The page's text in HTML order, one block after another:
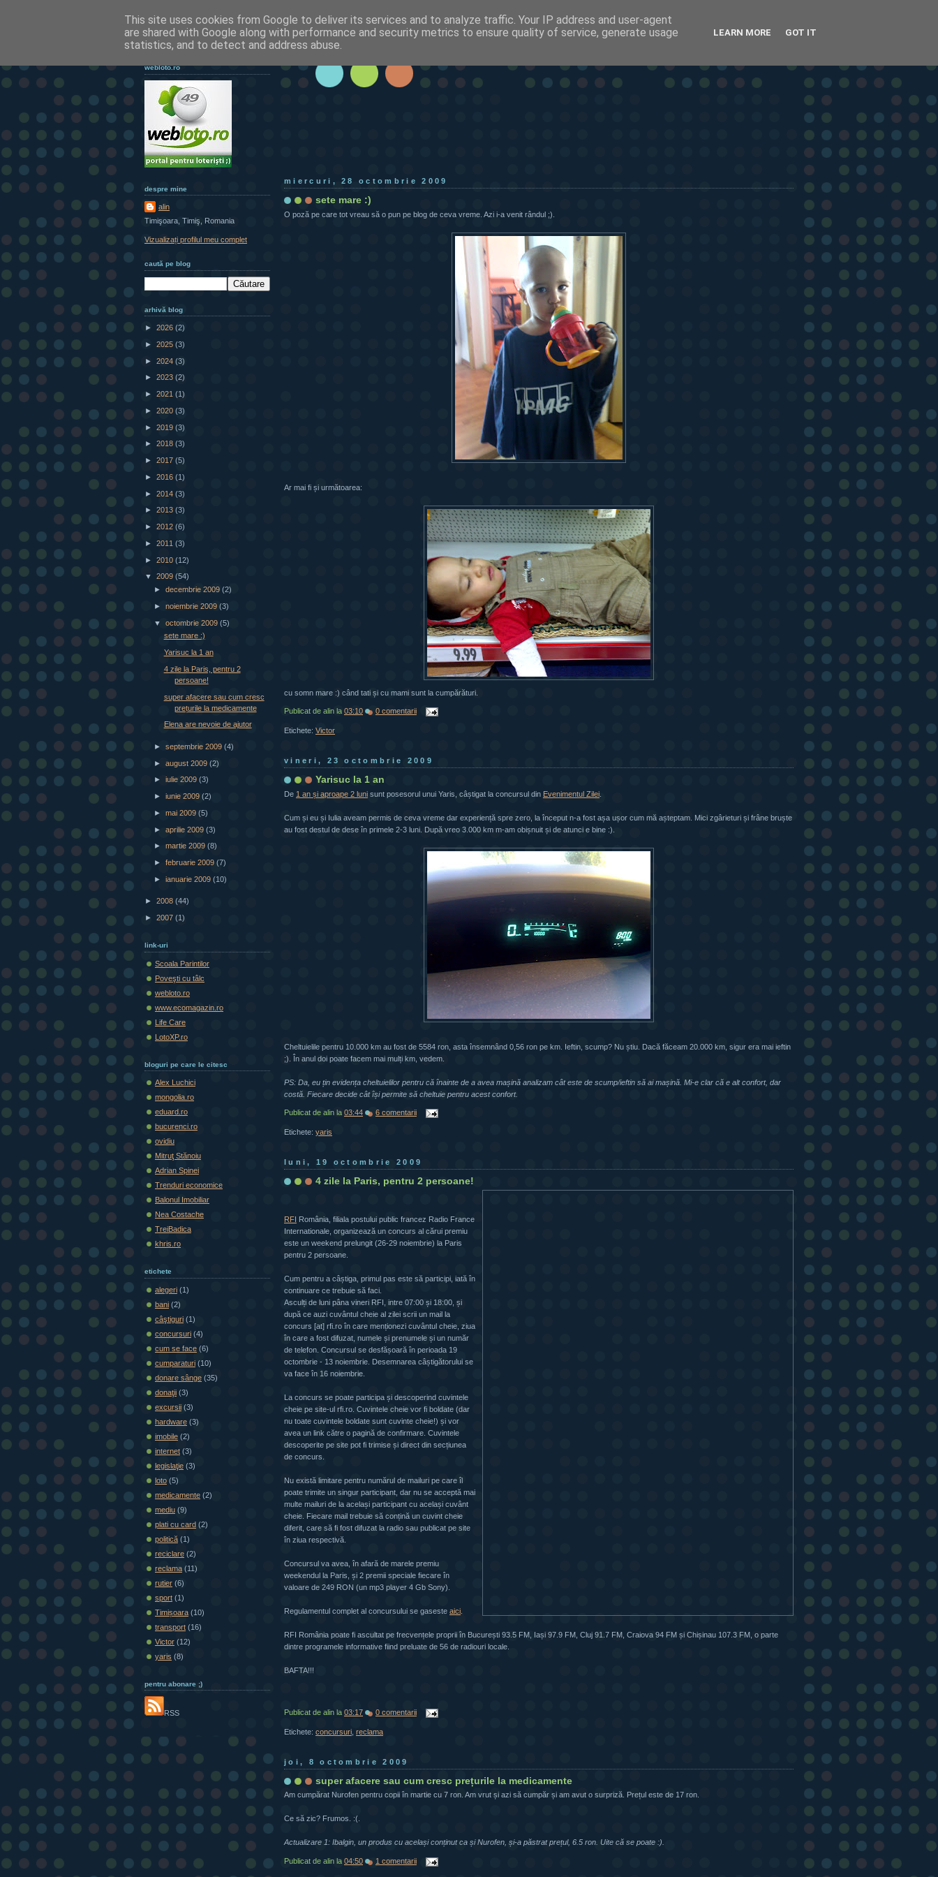
miercuri, 28 octombrie 2009
sete mare :)
O poză pe care tot vreau să o pun pe blog de ceva vreme. Azi i-a venit rândul ;).
Ar mai fi și următoarea:
cu somn mare :) când tati și cu mami sunt la cumpărături.
Publicat de alin la 03:10 0 comentarii
Etichete: Victor
vineri, 23 octombrie 2009
Yarisuc la 1 an
De 1 an și aproape 2 luni sunt posesorul unui Yaris, câștigat la concursul din Evenimentul Zilei
Cum și eu și Iulia aveam permis de ceva vreme dar experiență spre zero, la început n-a fost așa ușor cum mă așteptam. Mici zgârieturi și frâne bruște
au fost destul de dese în primele 2-3 luni. După vreo 3.000 km m-am obișnuit și de atunci e bine :).
Cheltuielile pentru 10.000 km au fost de 5584 ron, asta însemnând 0,56 ron pe km. Ieftin, scump? Nu știu. Dacă făceam 20.000 km, sigur era mai ieftin
;). În anul doi poate facem mai mulți km, vedem.
PS: Da, eu țin evidența cheltuielilor pentru că înainte de a avea mașină analizam cât este de scump/ieftin să ai mașină. Mi-e clar că e alt confort, dar
costă. Fiecare decide cât își permite să cheltuie pentru acest confort.
Publicat de alin la 03:44 6 comentarii
Etichete: yaris
luni, 19 octombrie 2009
4 zile la Paris, pentru 2 persoane!
RFI România, filiala postului public francez Radio France
Internationale, organizează un concurs al cărui premiu
este un weekend prelungit (26-29 noiembrie) la Paris
pentru 2 persoane.
Cum pentru a câștiga, primul pas este să participi, iată în
continuare ce trebuie să faci.
Asculți de luni pâna vineri RFI, intre 07:00 și 18:00, și
după ce auzi cuvântul cheie al zilei scrii un mail la
concurs [at] rfi.ro în care menționezi cuvântul cheie, ziua
în care a fost difuzat, numele și prenumele și un număr
de telefon. Concursul se desfășoară în perioada 19
octombrie - 13 noiembrie. Desemnarea câștigătorului se
va face în 16 noiembrie.
La concurs se poate participa și descoperind cuvintele
cheie pe site-ul rfi.ro. Cuvintele cheie vor fi boldate (dar
nu toate cuvintele boldate sunt cuvinte cheie!) și vor
avea un link către o pagină de confirmare. Cuvintele
descoperite pe site pot fi trimise și direct din secțiunea
de concurs.
Nu există limitare pentru numărul de mailuri pe care îl
poate trimite un singur participant, dar nu se acceptă mai
multe mailuri de la același participant cu același cuvânt
cheie. Fiecare mail trebuie să conțină un cuvint cheie
diferit, care să fi fost difuzat la radio sau publicat pe site
în ziua respectivă.
Concursul va avea, în afară de marele premiu
weekendul la Paris, și 2 premii speciale fiecare în
valoare de 249 RON (un mp3 player 4 Gb Sony).
Regulamentul complet al concursului se gaseste aici
RFI România poate fi ascultat pe frecvențele proprii în București 93.5 FM, Iași 97.9 FM, Cluj 91.7 FM, Craiova 94 FM și Chișinau 107.3 FM, o parte
dintre programele informative fiind preluate de 56 de radiouri locale.
BAFTA!!!
Publicat de alin la 03:17 0 comentarii
Etichete: concursuri reclama
joi, 8 octombrie 2009
super afacere sau cum cresc prețurile la medicamente
Am cumpărat Nurofen pentru copii în martie cu 7 ron. Am vrut și azi să cumpăr și am avut o surpriză. Prețul este de 17 ron.
Ce să zic? Frumos. :(.
Actualizare 1: Ibalgin, un produs cu același conținut ca și Nurofen, și-a păstrat prețul, 6.5 ron. Uite că se poate :).
Publicat de alin la 04:50 1 comentarii
webloto.ro
despre mine
alin
Timişoara, Timiş, Romania
Vizualizați profilul meu complet
caută pe blog
arhivă blog
► 2026 (2)
► 2025 (3)
► 2024 (3)
► 2023 (2)
► 2021 (1)
► 2020 (3)
► 2019 (3)
► 2018 (3)
► 2017 (5)
► 2016 (1)
► 2014 (3)
► 2013 (3)
► 2012 (6)
► 2011 (3)
► 2010 (12)
▼ 2009 (54)
►decembrie 2009(2)
►noiembrie 2009(3)
▼octombrie 2009(5)
sete mare :)
Yarisuc la 1 an
4 zile la Paris, pentru 2
persoane!
super afacere sau cum cresc
prețurile la medicamente
Elena are nevoie de ajutor
►septembrie 2009(4)
►august 2009(2)
►iulie 2009(3)
►iunie 2009(2)
►mai 2009(5)
►aprilie 2009(3)
►martie 2009(8)
►februarie 2009(7)
►ianuarie 2009(10)
► 2008 (44)
► 2007 (1)
link-uri
Scoala Parintilor
Poveşti cu tâlc
webloto.ro
www.ecomagazin.ro
Life Care
LotoXP.ro
bloguri pe care le citesc
Alex Luchici
mongolia.ro
eduard.ro
bucurenci.ro
ovidiu
Mitruţ Stănoiu
Adrian Spinei
Trenduri economice
Balonul Imobiliar
Nea Costache
TreiBadica
khris.ro
etichete
alegeri (1)
bani (2)
câştiguri (1)
concursuri (4)
cum se face (6)
cumparaturi (10)
donare sânge (35)
donaţii (3)
excursii (3)
hardware (3)
imobile (2)
internet (3)
legislaţie (3)
loto (5)
medicamente (2)
mediu (9)
plati cu card (2)
politică (1)
reciclare (2)
reclama (11)
rutier (6)
sport (1)
Timișoara (10)
transport (16)
Victor (12)
yaris (8)
pentru abonare ;)
RSS
This site uses cookies from Google to deliver its services and to analyze traffic. Your IP address and user-agent
are shared with Google along with performance and security metrics to ensure quality of service, generate usage
statistics, and to detect and address abuse.
LEARN MORE GOT IT